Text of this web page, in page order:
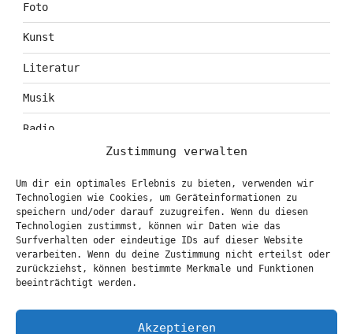
Zustimmung verwalten
Um dir ein optimales Erlebnis zu bieten, verwenden wir
Technologien wie Cookies, um Geräteinformationen zu
speichern und/oder darauf zuzugreifen. Wenn du diesen
Technologien zustimmst, können wir Daten wie das
Surfverhalten oder eindeutige IDs auf dieser Website
verarbeiten. Wenn du deine Zustimmung nicht erteilst oder
zurückziehst, können bestimmte Merkmale und Funktionen
beeinträchtigt werden.
Akzeptieren
Foto
Kunst
Literatur
Musik
Radio
Theater
KONTAKT & BOOKING
info@marionbrasch.de